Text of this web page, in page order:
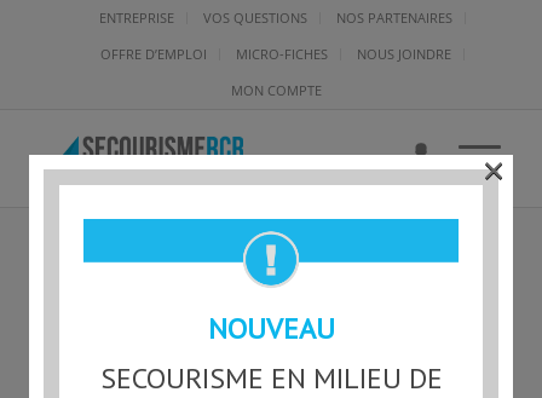
ENTREPRISE VOS QUESTIONS
NOS PARTENAIRES
OFFRE D’EMPLOI
MICRO-FICHES
NOUS JOINDRE
MON COMPTE
RCR-L-59226 –
SCHRYBURT
NOUVEAU
SECOURISME EN MILIEU DE
×